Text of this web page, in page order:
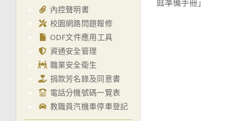
articles
庭準備手冊」
內控聲明書
校園網路問題報修
ODF文件應用工具
資通安全管理
職業安全衛生
捐款芳名錄及同意書
電話分機號碼一覽表
教職員汽機車停車登記